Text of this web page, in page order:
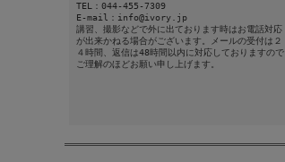
TEL：044-455-7309
E-mail：info@ivory.jp
講習、撮影などで外に出ております時はお電話対応
が出来かねる場合がございます。メールの受付は２
４時間、返信は48時間以内に対応しておりますので
ご理解のほどお願い申し上げます。